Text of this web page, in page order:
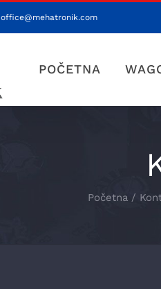
office@mehatronik.com
POČETNA
Početna